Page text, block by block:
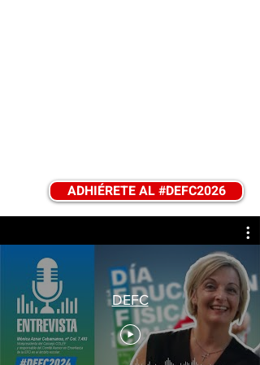
ADHIÉRETE AL #DEFC2026
DEFC